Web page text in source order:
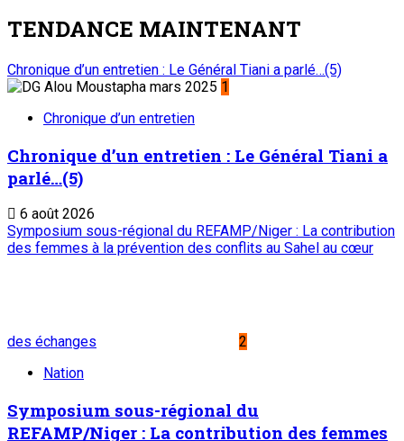
à la prévention des conflits au Sahel au cœur
6 août 2026
Zeine reçoit les membres du nouveau bureau du HCNE et les
3
Nation
Au cabinet du Premier ministre : M. Ali
Mahaman Lamine Zeine reçoit les membres
6 août 2026
Rencontre d’échanges au siège de l’Observatoire National de
la Communication (ONC) : Présenter le PEMIN et tisser un
lien de partenariat avec l’institution